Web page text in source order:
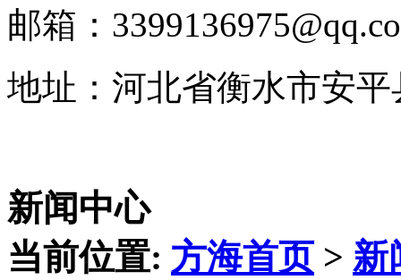
邮箱：
地址：河北省衡水市安
新闻中心
当前位置: 方海首页> 新